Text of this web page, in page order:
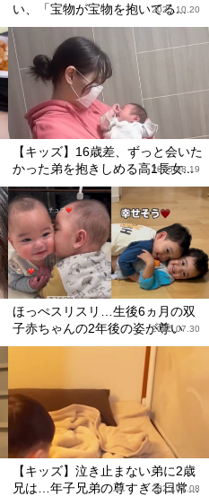
い、「宝物が宝物を抱いてる...
2025.10.20
【キッズ】16歳差、ずっと会いた
かった弟を抱きしめる高1長女...
2025.08.19
ほっぺスリスリ…生後6ヵ月の双
子赤ちゃんの2年後の姿が尊い
2025.07.30
【キッズ】泣き止まない弟に2歳
兄は…年子兄弟の尊すぎる日常...
2025.07.08